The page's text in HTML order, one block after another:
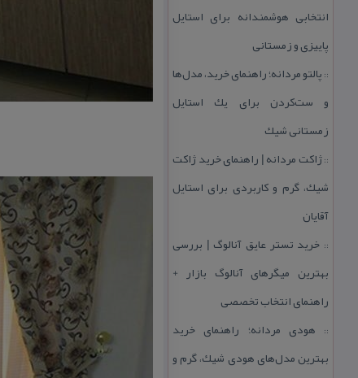
انتخابی هوشمندانه برای استایل
پاییزی و زمستانی
:: پالتو مردانه؛ راهنمای خرید، مدل‌ها
و ست‌كردن برای یك استایل
زمستانی شیك
::ژاكت مردانه | راهنمای خرید ژاكت
شیك، گرم و كاربردی برای استایل
آقایان
:: خرید تستر عایق آنالوگ | بررسی
بهترین میگرهای آنالوگ بازار +
راهنمای انتخاب تخصصی
:: هودی مردانه؛ راهنمای خرید
بهترین مدل‌های هودی شیك، گرم و